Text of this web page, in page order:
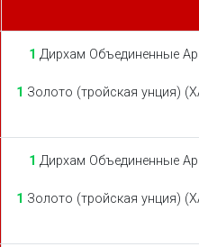
1 Дирхам Объединенные
1 Золото (тройская унция)
1 Дирхам Объединенные
1 Золото (тройская унция)